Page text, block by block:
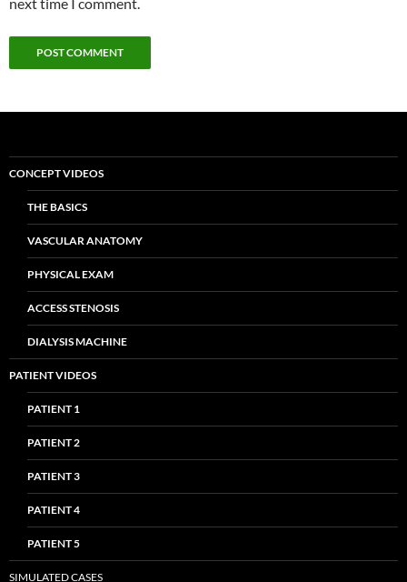
CONCEPT VIDEOS
THE BASICS
VASCULAR ANATOMY
PHYSICAL EXAM
ACCESS STENOSIS
DIALYSIS MACHINE
PATIENT VIDEOS
PATIENT 1
PATIENT 2
PATIENT 3
PATIENT 4
PATIENT 5
SIMULATED CASES